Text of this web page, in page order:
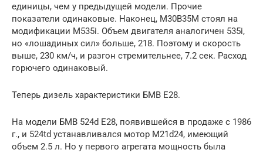
единицы, чем у предыдущей модели. Прочие
показатели одинаковые. Наконец, М30В35М стоял на
модификации М535i. Объем двигателя аналогичен 535i,
но «лошадиных сил» больше, 218. Поэтому и скорость
выше, 230 км/ч, и разгон стремительнее, 7.2 сек. Расход
горючего одинаковый.
Теперь дизель характеристики БМВ Е28.
На модели БМВ 524d Е28, появившейся в продаже с 1986
г., и 524td устанавливался мотор M21d24, имеющий
объем 2.5 л. Но у первого агрегата мощность была